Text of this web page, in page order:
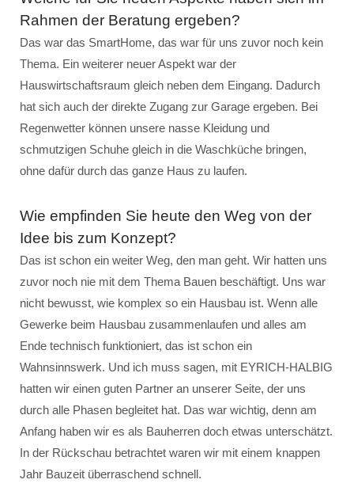
Rahmen der Beratung ergeben?
Das war das SmartHome, das war für uns zuvor noch kein
Thema. Ein weiterer neuer Aspekt war der
Hauswirtschaftsraum gleich neben dem Eingang. Dadurch
hat sich auch der direkte Zugang zur Garage ergeben. Bei
Regenwetter können unsere nasse Kleidung und
schmutzigen Schuhe gleich in die Waschküche bringen,
ohne dafür durch das ganze Haus zu laufen.
Wie empfinden Sie heute den Weg von der
Idee bis zum Konzept?
Das ist schon ein weiter Weg, den man geht. Wir hatten uns
zuvor noch nie mit dem Thema Bauen beschäftigt. Uns war
nicht bewusst, wie komplex so ein Hausbau ist. Wenn alle
Gewerke beim Hausbau zusammenlaufen und alles am
Ende technisch funktioniert, das ist schon ein
Wahnsinnswerk. Und ich muss sagen, mit EYRICH-HALBIG
hatten wir einen guten Partner an unserer Seite, der uns
durch alle Phasen begleitet hat. Das war wichtig, denn am
Anfang haben wir es als Bauherren doch etwas unterschätzt.
In der Rückschau betrachtet waren wir mit einem knappen
Jahr Bauzeit überraschend schnell.